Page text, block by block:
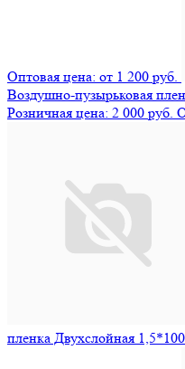
Оптовая цена: от 1 200 руб.
Воздушно-пузырьковая
Розничная цена: 2 000 руб.
пленка Двухслойная